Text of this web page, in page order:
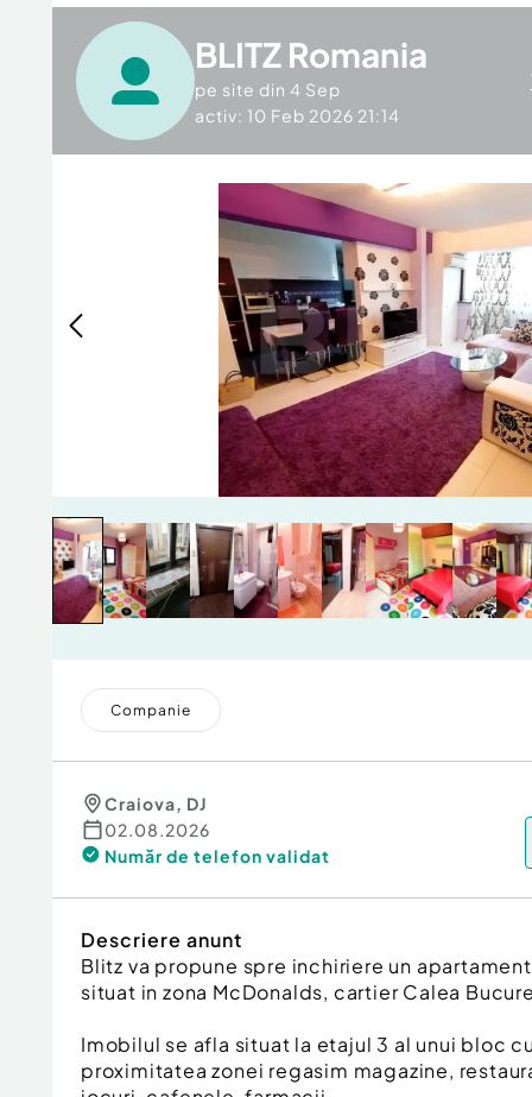
BLITZ Romania
pe site din 4 Sep
activ: 10 Feb 2026 21:14
Companie
Craiova, DJ
02.08.2026
Număr de telefon validat
Descriere anunt
Blitz va propune spre inchiriere un
situat in zona McDonalds, cartier Calea
Imobilul se afla situat la etajul 3 al unui bloc
proximitatea zonei regasim magazine,